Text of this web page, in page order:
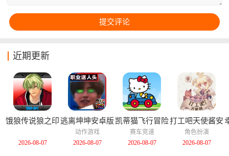
近期更新
饿狼传说狼之印
2026-08-07
逃离坤坤安卓版
动作游戏
2026-08-07
凯蒂猫飞行冒险
中文版
赛车竞速
2026-08-07
打工吧天使酱安
卓版
角色扮演
2026-08-07